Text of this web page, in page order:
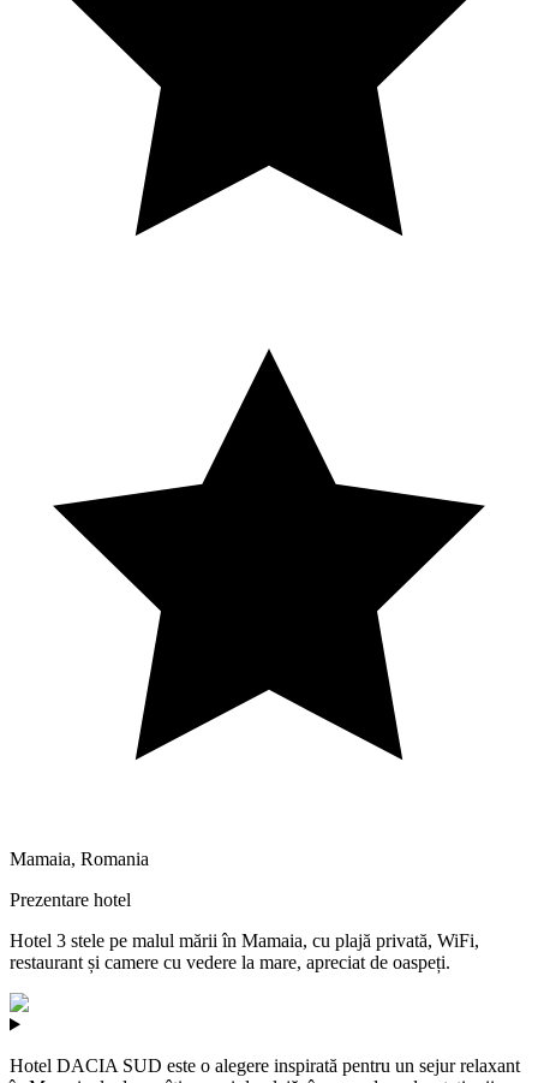
Mamaia, Romania
Prezentare hotel
Hotel 3 stele pe malul mării în Mamaia, cu plajă privată, WiFi,
restaurant și camere cu vedere la mare, apreciat de oaspeți.
Hotel DACIA SUD este o alegere inspirată pentru un sejur relaxant